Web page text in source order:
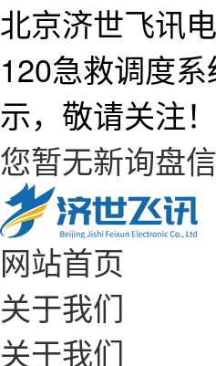
北京济世飞讯
120急救调度
示，敬请关注！
您暂无新询盘信
网站首页
关于我们
关于我们